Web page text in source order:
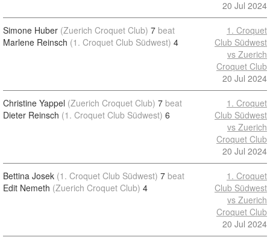
20 Jul 2024
Simone Huber (Zuerich Croquet Club) 7 beat
Marlene Reinsch (1. Croquet Club Südwest) 4
1. Croquet
Club Südwest
vs Zuerich
Croquet Club
20 Jul 2024
Christine Yappel (Zuerich Croquet Club) 7 beat
Dieter Reinsch (1. Croquet Club Südwest) 6
1. Croquet
Club Südwest
vs Zuerich
Croquet Club
20 Jul 2024
Bettina Josek (1. Croquet Club Südwest) 7 beat
Edit Nemeth (Zuerich Croquet Club) 4
1. Croquet
Club Südwest
vs Zuerich
Croquet Club
20 Jul 2024